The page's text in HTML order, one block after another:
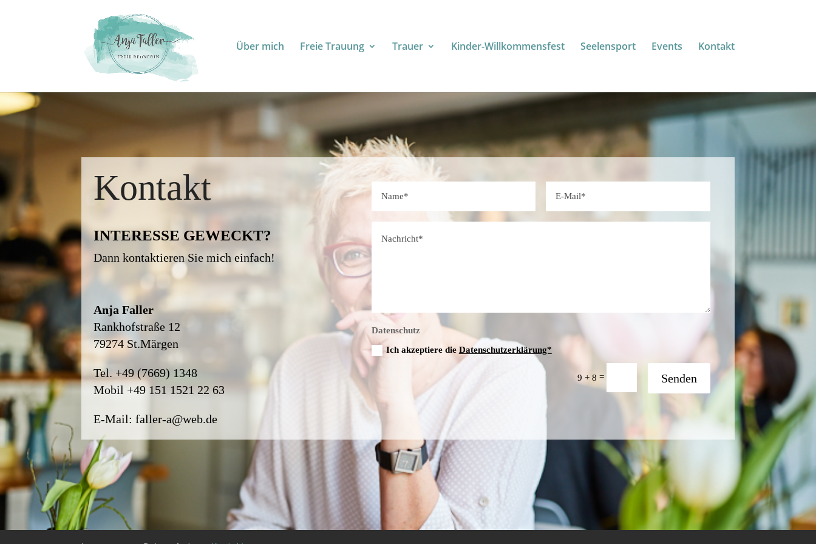
Über mich Freie Trauung Trauer Kinder-Willkommensfest Seelensport Events Kontakt
Kontakt
INTERESSE GEWECKT?
Dann kontaktieren Sie mich einfach!
Anja Faller
Rankhofstraße 12
79274 St.Märgen
Tel. +49 (7669) 1348
Mobil +49 151 1521 22 63
E-Mail:faller-a@web.de
Datenschutz
Ich akzeptiere die Datenschutzerklärung*
9 + 8 = Senden